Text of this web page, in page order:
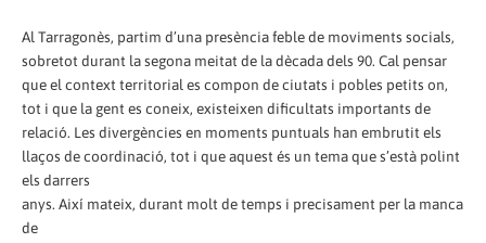
Al Tarragonès, partim d’una presència feble de moviments socials,
sobretot durant la segona meitat de la dècada dels 90. Cal pensar
que el context territorial es compon de ciutats i pobles petits on,
tot i que la gent es coneix, existeixen dificultats importants de
relació. Les divergències en moments puntuals han embrutit els
llaços de coordinació, tot i que aquest és un tema que s’està polint
els darrers
anys. Així mateix, durant molt de temps i precisament per la manca
de